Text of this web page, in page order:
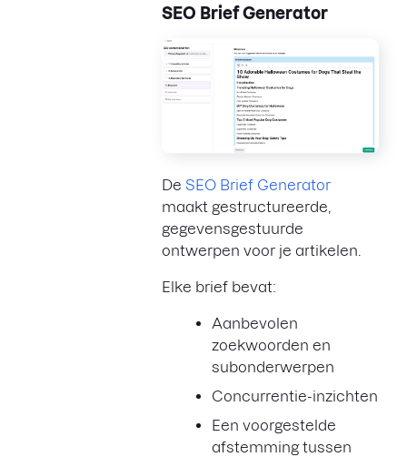
SEO Brief Generator
De SEO Brief Generator
maakt gestructureerde,
gegevensgestuurde
ontwerpen voor je artikelen.
Elke brief bevat:
Aanbevolen
zoekwoorden en
subonderwerpen
Concurrentie-inzichten
Een voorgestelde
afstemming tussen